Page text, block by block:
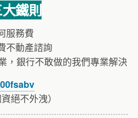
鐵則
服務費
不動產諮詢
，銀行不敢做的我們專業解決
絕不外洩）